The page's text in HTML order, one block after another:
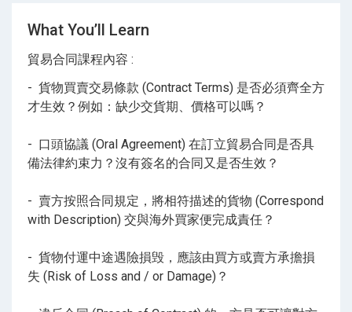
賣方完成交貨責任，而買方卻拒絶提貨，賣方可否
遇上買方到期不依約付款 (default payment)，賣方
可以採取什麼補救 (Remedies) 方式應對？
天災人禍導致無法覆行原定合同條款 (Contract
免責條款 (Exemption Clause) 的保障有多大？依賴
此條款是否可以全身而退？起草時要注意什麼？
約定賠償 (Liquidated Damages) 和罰金 (Penalty)
分別？違約金計算應該符合什麼法律原則？
事先議定適用法律 (Governing Law) 如何定奪？
What You’ll Learn
貿易合同課程內容 :
- 貨物買賣交易條款 (Contract Terms) 是否必須齊全方
才生效？例如：缺少交貨期、價格可以嗎？
- 口頭協議 (Oral Agreement) 在訂立貿易合同是否具
備法律約束力？沒有簽名的合同又是否生效？
- 賣方按照合同規定，將相符描述的貨物 (Correspond
with Description) 交與海外買家便完成責任？
- 貨物付運中途遇險損毁，應該由買方或賣方承擔損
失 (Risk of Loss and / or Damage)？